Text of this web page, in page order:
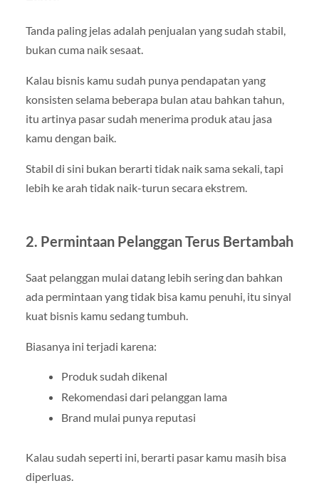
Tanda paling jelas adalah penjualan yang sudah stabil,
bukan cuma naik sesaat.
Kalau bisnis kamu sudah punya pendapatan yang
konsisten selama beberapa bulan atau bahkan tahun,
itu artinya pasar sudah menerima produk atau jasa
kamu dengan baik.
Stabil di sini bukan berarti tidak naik sama sekali, tapi
lebih ke arah tidak naik-turun secara ekstrem.
2. Permintaan Pelanggan Terus Bertambah
Saat pelanggan mulai datang lebih sering dan bahkan
ada permintaan yang tidak bisa kamu penuhi, itu sinyal
kuat bisnis kamu sedang tumbuh.
Biasanya ini terjadi karena:
Produk sudah dikenal
Rekomendasi dari pelanggan lama
Brand mulai punya reputasi
Kalau sudah seperti ini, berarti pasar kamu masih bisa
diperluas.